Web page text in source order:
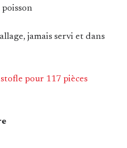
poisson
jamais servi et dans
pour 117 pièces